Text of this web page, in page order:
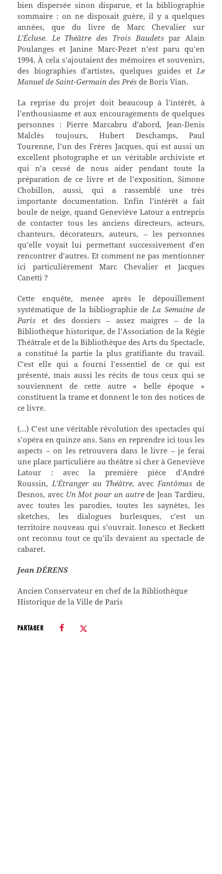
bien dispersée sinon disparue, et la bibliographie
sommaire : on ne disposait guère, il y a quelques
années, que du livre de Marc Chevalier sur
L’Écluse. Le Théâtre des Trois Baudetspar Alain
Poulanges et Janine Marc-Pezet n’est paru qu’en
1994. À cela s’ajoutaient des mémoires et souvenirs,
des biographies d’artistes, quelques guides et Le
Manuel de Saint-Germain des Prés de Boris Vian.
La reprise du projet doit beaucoup à l’intérêt, à
l’enthousiasme et aux encouragements de quelques
personnes : Pierre Marcabru d’abord, Jean-Denis
Malclès toujours, Hubert Deschamps, Paul
Tourenne, l’un des Frères Jacques, qui est aussi un
excellent photographe et un véritable archiviste et
qui n’a cessé de nous aider pendant toute la
préparation de ce livre et de l’exposition, Simone
Chobillon, aussi, qui a rassemblé une très
importante documentation. Enfin l’intérêt a fait
boule de neige, quand Geneviève Latour a entrepris
de contacter tous les anciens directeurs, acteurs,
chanteurs, décorateurs, auteurs, – les personnes
qu’elle voyait lui permettant successivement d’en
rencontrer d’autres. Et comment ne pas mentionner
ici particulièrement Marc Chevalier et Jacques
Canetti ?
Cette enquête, menée après le dépouillement
systématique de la bibliographie de La Semaine de
Paris et des dossiers – assez maigres – de la
Bibliothèque historique, de l’Association de la Régie
Théâtrale et de la Bibliothèque des Arts du Spectacle,
a constitué la partie la plus gratifiante du travail.
C’est elle qui a fourni l’essentiel de ce qui est
présenté, mais aussi les récits de tous ceux qui se
souviennent de cette autre « belle époque »
constituent la trame et donnent le ton des notices de
ce livre.
(…) C’est une véritable révolution des spectacles qui
s’opéra en quinze ans. Sans en reprendre ici tous les
aspects – on les retrouvera dans le livre – je ferai
une place particulière au théâtre si cher à Geneviève
Latour : avec la première pièce d’André
Roussin, L’Étranger au Théâtre, avec Fantômas de
Desnos, avec Un Mot pour un autrede Jean Tardieu,
avec toutes les parodies, toutes les saynètes, les
sketches, les dialogues burlesques, c’est un
territoire nouveau qui s’ouvrait. Ionesco et Beckett
ont reconnu tout ce qu’ils devaient au spectacle de
cabaret.
Jean DÉRENS
Ancien Conservateur en chef de la Bibliothèque
Historique de la Ville de Paris
PARTAGER